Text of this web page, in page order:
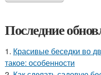
Последние
1. Красивые беседки во
такое: особенности